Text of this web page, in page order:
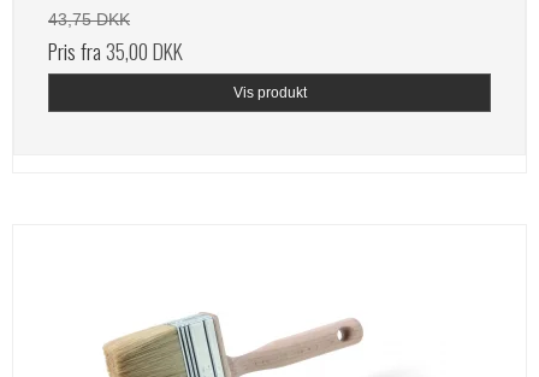
43,75 DKK
Pris fra35,00 DKK
Vis produkt